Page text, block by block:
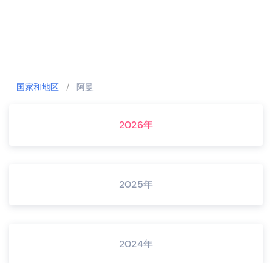
国家和地区 / 阿曼
2026年
2025年
2024年